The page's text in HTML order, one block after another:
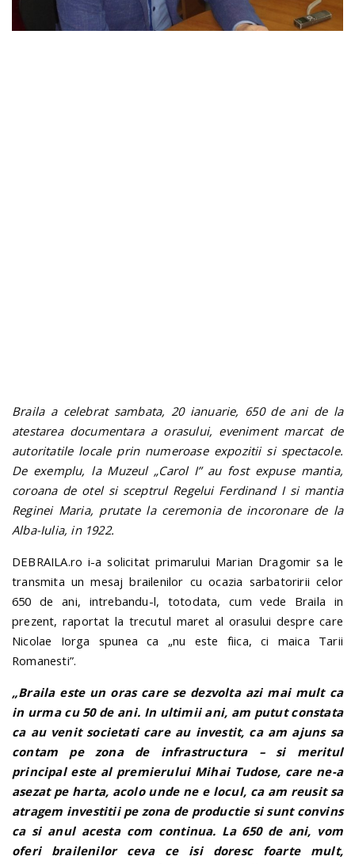
Braila a celebrat sambata, 20 ianuarie, 650 de ani de la
atestarea documentara a orasului, eveniment marcat de
autoritatile locale prin numeroase expozitii si spectacole.
De exemplu, la Muzeul „Carol I” au fost expuse mantia,
coroana de otel si sceptrul Regelui Ferdinand I si mantia
Reginei Maria, prutate la ceremonia de incoronare de la
Alba-Iulia, in 1922.
DEBRAILA.ro i-a solicitat primarului Marian Dragomir sa le
transmita un mesaj brailenilor cu ocazia sarbatoririi celor
650 de ani, intrebandu-l, totodata, cum vede Braila in
prezent, raportat la trecutul maret al orasului despre care
Nicolae Iorga spunea ca „nu este fiica, ci maica Tarii
Romanesti”.
„Braila este un oras care se dezvolta azi mai mult ca
in urma cu 50 de ani. In ultimii ani, am putut constata
ca au venit societati care au investit, ca am ajuns sa
contam pe zona de infrastructura – si meritul
principal este al premierului Mihai Tudose, care ne-a
asezat pe harta, acolo unde ne e locul, ca am reusit sa
atragem investitii pe zona de productie si sunt convins
ca si anul acesta com continua. La 650 de ani, vom
oferi brailenilor ceva ce isi doresc foarte mult,